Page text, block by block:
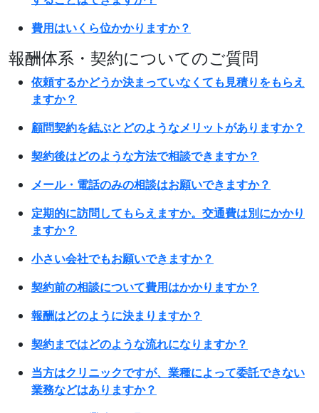
費用はいくら位かかりますか？
報酬体系・契約についてのご質問
依頼するかどうか決まっていなくても見積りをもらえ
ますか？
顧問契約を結ぶとどのようなメリットがありますか？
契約後はどのような方法で相談できますか？
メール・電話のみの相談はお願いできますか？
定期的に訪問してもらえますか。交通費は別にかかり
ますか？
小さい会社でもお願いできますか？
契約前の相談について費用はかかりますか？
報酬はどのように決まりますか？
契約まではどのような流れになりますか？
当方はクリニックですが、業種によって委託できない
業務などはありますか？